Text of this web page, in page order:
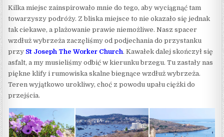
Kilka miejsc zainspirowało mnie do tego, aby wyciągnąć tam
towarzyszy podróży. Z bliska miejsce to nie okazało się jednak
tak ciekawe, a plażowanie prawie niemożliwe. Nasz spacer
wzdłuż wybrzeża zaczęliśmy od podjechania do przystanku
przy St Joseph The Worker Church. Kawałek dalej skończył się
asfalt, a my musieliśmy odbić w kierunku brzegu. Tu zastały nas
piękne klify i rumowiska skalne biegnące wzdłuż wybrzeża.
Teren wyjątkowo urokliwy, choć z powodu upału ciężki do
przejścia.